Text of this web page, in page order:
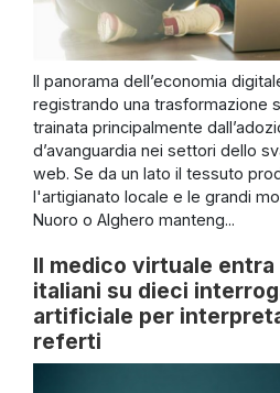
Il panorama dell’economia
registrando una trasformazione
trainata principalmente
d’avanguardia nei settori dello
web. Se da un lato il tessuto
l'artigianato locale e le grandi
Nuoro o Alghero manteng...
Il medico virtuale
italiani su dieci
artificiale per
referti